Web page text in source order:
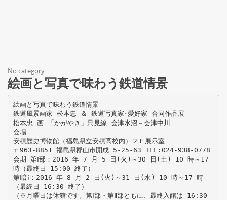
No category
絵画と写真で味わう鉄道情景
絵画と写真で味わう鉄道情景
鉄道風景画家 松本忠 ＆ 鉄道写真家･愛好家 合同作品展
松本忠 画 「かがやき」只見線 会津水沼－会津中川
会場
安積歴史博物館（福島県立安積高校内）２Ｆ展示室
〒963-8851 福島県郡山市開成 5-25-63 TEL:024-938-0778
会期 第Ⅰ部：2016 年 7 月 5 日(火)～30 日(土) 10 時～17
時（最終日 15:00 終了）
第Ⅱ部：2016 年 8 月 2 日(火)～31 日(水) 10 時～17 時
（最終日 16:30 終了）
（※月曜日は休館です。第Ⅰ部・第Ⅱ部ともに、最終入館は 16:30